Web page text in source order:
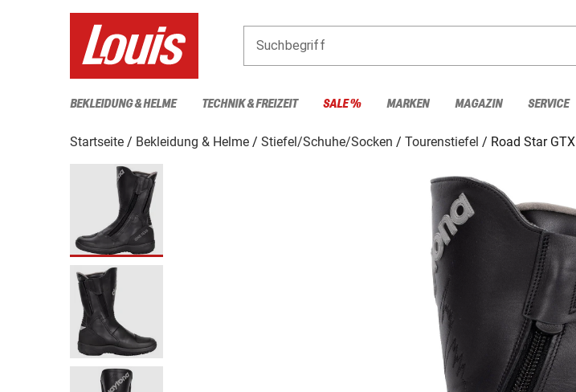
Suchbegriff
BEKLEIDUNG & HELME TECHNIK & FREIZEIT SALE % MARKEN MAGAZIN SERVICE
Startseite Bekleidung & Helme Stiefel/Schuhe/Socken Tourenstiefel
Road Star GTX